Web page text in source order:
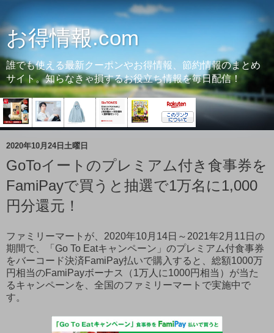
お得情報.com
誰でも使える最新クーポンやお得情報、節約情報のまとめ
サイト。知らなきゃ損するお役立ち情報を毎日配信！
2020年10月24日土曜日
GoToイートのプレミアム付き食事券を
FamiPayで買うと抽選で1万名に1,000
円分還元！
ファミリーマートが、2020年10月14日～2021年2月11日の
期間で、「Go To Eatキャンペーン」のプレミアム付食事券
をバーコード決済FamiPay払いで購入すると、総額1000万
円相当のFamiPayボーナス（1万人に1000円相当）が当た
るキャンペーンを、全国のファミリーマートで実施中で
す。